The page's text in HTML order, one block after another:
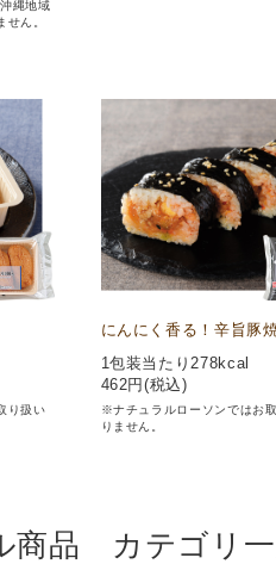
縄地域
せん。
り扱い
にんにく香る！辛旨豚
1包装当たり278kcal
462円(税込)
※ナチュラルローソンではお
りません。
商品 カテゴリ